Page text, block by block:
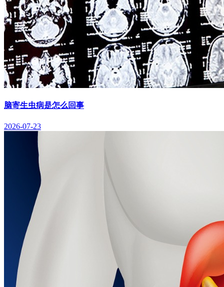
脑寄生虫病是怎么回事
2026-07-23